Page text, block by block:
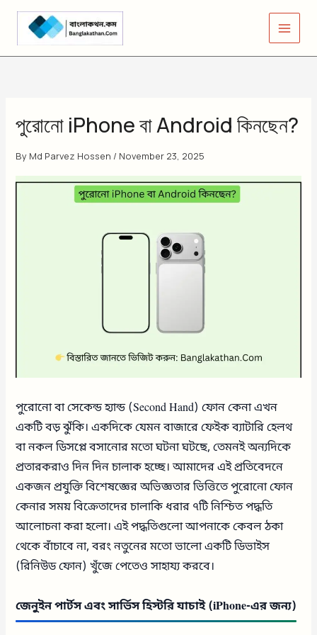
Skip
content
পুরোনো iPhone বা Android কিনছেন?
By Md Parvez Hossen / November 23, 2025
পুরোনো বা সেকেন্ড হ্যান্ড (Second Hand) ফোন কেনা এখন
একটি বড় ঝুঁকি। একদিকে যেমন বাজারে ফেইক ব্যাটারি হেলথ
বা নকল ডিসপ্লে বসানোর মতো ঘটনা ঘটছে, তেমনই অন্যদিকে
প্রতারকরাও দিন দিন চালাক হচ্ছে। আমাদের এই প্রতিবেদনে
একজন প্রযুক্তি বিশেষজ্ঞের অভিজ্ঞতার ভিত্তিতে পুরোনো ফোন
কেনার সময় বিক্রেতাদের চালাকি ধরার ৭টি নিশ্চিত পদ্ধতি
আলোচনা করা হলো। এই পদ্ধতিগুলো আপনাকে কেবল ঠকা
থেকে বাঁচাবে না, বরং নতুনের মতো ভালো একটি ডিভাইস
(রিনিউড ফোন) খুঁজে পেতেও সাহায্য করবে।
জেনুইন পার্টস এবং সার্ভিস হিস্টরি যাচাই (iPhone-এর জন্য)